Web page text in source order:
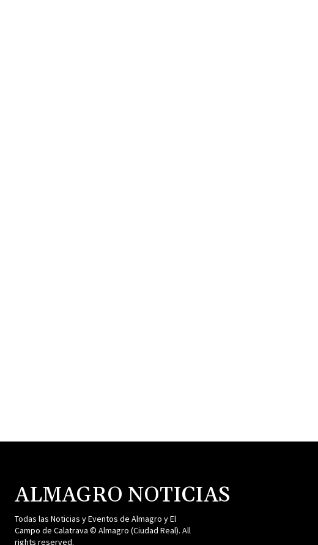
ALMAGRO NOTICIAS
Todas las Noticias y Eventos de Almagro y El
Campo de Calatrava © Almagro (Ciudad Real). All
rights reserved.